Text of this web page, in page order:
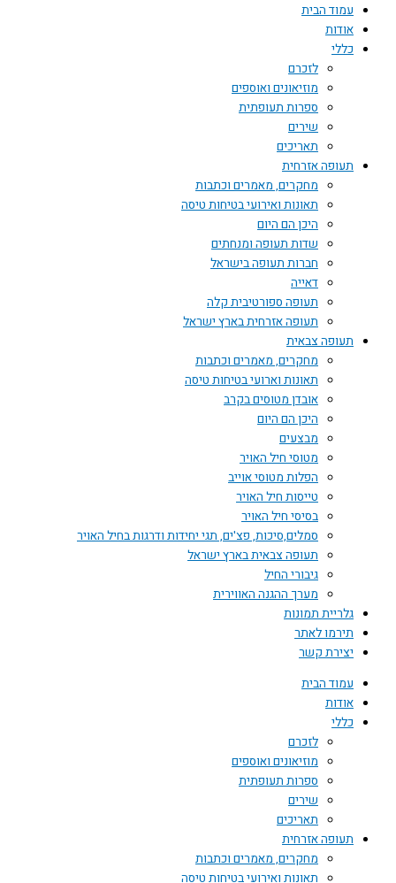
עמוד הבית
אודות
כללי
לזכרם
מוזיאונים ואוספים
ספרות תעופתית
שירים
תאריכים
תעופה אזרחית
מחקרים, מאמרים וכתבות
תאונות ואירועי בטיחות טיסה
היכן הם היום
שדות תעופה ומנחתים
חברות תעופה בישראל
דאייה
תעופה ספורטיבית קלה
תעופה אזרחית בארץ ישראל
תעופה צבאית
מחקרים, מאמרים וכתבות
תאונות וארועי בטיחות טיסה
אובדן מטוסים בקרב
היכן הם היום
מבצעים
מטוסי חיל האויר
הפלות מטוסי אוייב
טייסות חיל האויר
בסיסי חיל האויר
סמלים,סיכות, פצ'ים, תגי יחידות ודרגות בחיל האויר
תעופה צבאית בארץ ישראל
גיבורי החיל
מערך ההגנה האווירית
גלריית תמונות
תירמו לאתר
יצירת קשר
עמוד הבית
אודות
כללי
לזכרם
מוזיאונים ואוספים
ספרות תעופתית
שירים
תאריכים
תעופה אזרחית
מחקרים, מאמרים וכתבות
תאונות ואירועי בטיחות טיסה